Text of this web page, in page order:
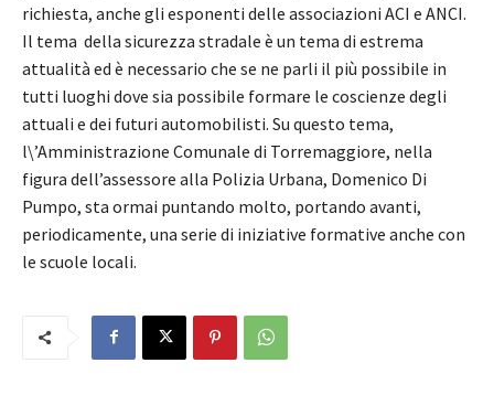
richiesta, anche gli esponenti delle associazioni ACI e ANCI.
Il tema della sicurezza stradale è un tema di estrema
attualità ed è necessario che se ne parli il più possibile in
tutti luoghi dove sia possibile formare le coscienze degli
attuali e dei futuri automobilisti. Su questo tema,
l\’Amministrazione Comunale di Torremaggiore, nella
figura dell’assessore alla Polizia Urbana, Domenico Di
Pumpo, sta ormai puntando molto, portando avanti,
periodicamente, una serie di iniziative formative anche con
le scuole locali.